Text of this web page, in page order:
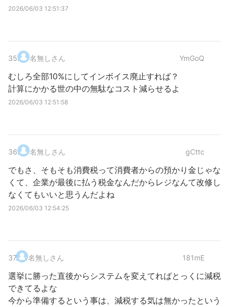
2026/06/03 12:51:37
35. 名無しさん YmGoQ
むしろ全部10%にしてインボイス廃止すれば？
計算にかかる世の中の無駄なコスト減らせるよ
2026/06/03 12:51:58
36. 名無しさん gCttc
でもさ、そもそも消費税って消費者からの預かり金じゃな
くて、企業が最後に払う税金なんだからレジなんて改修し
なくてもいいと思うんだよね
2026/06/03 12:54:25
37. 名無しさん 181mE
選挙に勝った直後からシステムを変えてればとっくに減税
できてるよな
今から準備するという事は、減税する気は無かったという